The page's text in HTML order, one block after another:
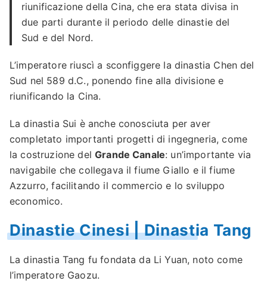
riunificazione della Cina, che era stata divisa in
due parti durante il periodo delle dinastie del
Sud e del Nord.
L’imperatore riuscì a sconfiggere la dinastia Chen del
Sud nel 589 d.C., ponendo fine alla divisione e
riunificando la Cina.
La dinastia Sui è anche conosciuta per aver
completato importanti progetti di ingegneria, come
la costruzione delGrande Canale: un’importante via
navigabile che collegava il fiume Giallo e il fiume
Azzurro, facilitando il commercio e lo sviluppo
economico.
Dinastie Cinesi | Dinastia Tang
La dinastia Tang fu fondata da Li Yuan, noto come
l’imperatore Gaozu.